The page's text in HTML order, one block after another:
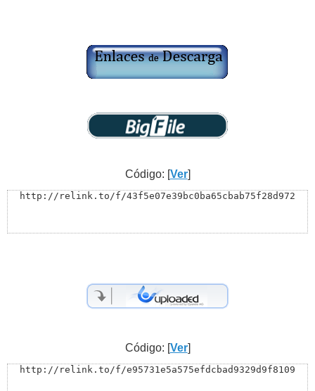
Código: [Ver]
http://relink.to/f/43f5e07e39bc0ba65cbab75f28d972
Código: [Ver]
http://relink.to/f/e95731e5a575efdcbad9329d9f8109